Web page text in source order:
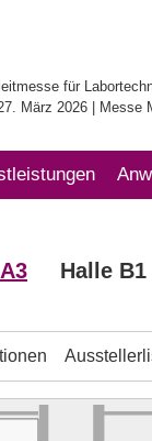
für
März 2026 | Messe
Halle B1